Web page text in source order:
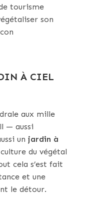
tourisme
son
À CIEL
aux mille
— aussi
unjardin à
du végétal
cela s’est fait
et une
le détour.